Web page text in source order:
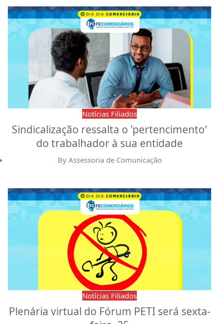
Notícias Filiados
Sindicalização ressalta o 'pertencimento'
do trabalhador à sua entidade
By Assessoria de Comunicação
Notícias Filiados
Plenária virtual do Fórum PETI será sexta-